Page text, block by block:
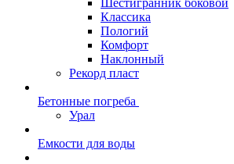
Шестигранник боковой
Классика
Пологий
Комфорт
Наклонный
Рекорд пласт
Бетонные погреба
Урал
Емкости для воды